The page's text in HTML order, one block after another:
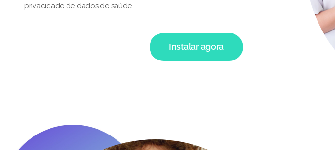
privacidade de dados de saúde.
Instalar agora